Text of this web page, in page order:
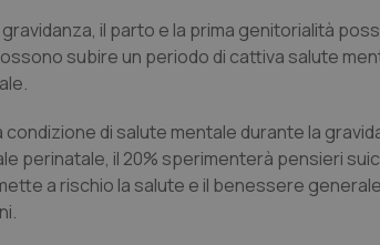
il parto e la prima genitorialità
subire un periodo di cattiva salute
di salute mentale durante la
perinatale, il 20% sperimenterà pensieri
a rischio la salute e il benessere